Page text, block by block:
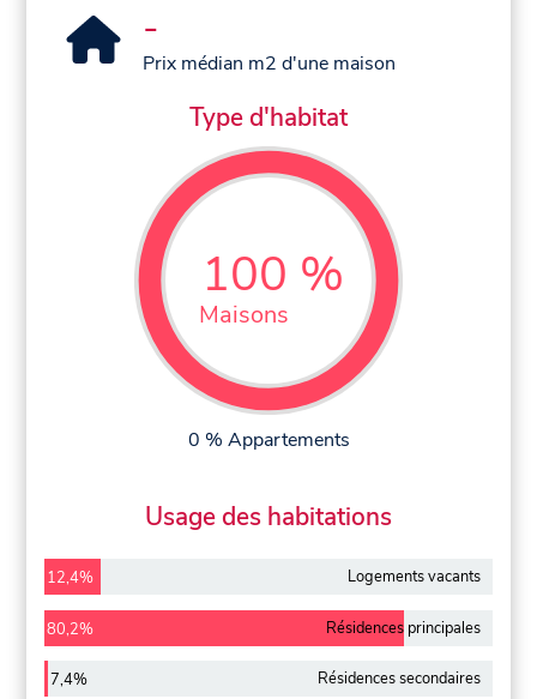
-
Prix médian m2 d'une maison
Type d'habitat
100 %
Maisons
0 % Appartements
Usage des habitations
12,4% Logements vacants
80,2% Résidences principales
7,4% Résidences secondaires